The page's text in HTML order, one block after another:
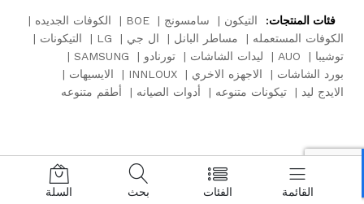
القائمة الفئات بحث السلة
فئات المنتجات: التيكون سامسونج BOE
الكوفات الجديده
الكوفات المستعمله
مساطر البانل ال جي LG
التيكونات
توشيبا
AUO ليدات الشاشات تورنادو
SAMSUNG
بورد الشاشات
الاجهزه الاخري INNLOUX
الايسيهات
الايدج ليد
تيكونات متنوعه أدوات الصيانه أطقم متنوعه